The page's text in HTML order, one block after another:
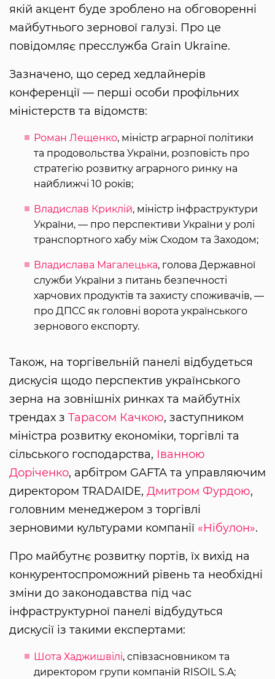
якій акцент буде зроблено на обговоренні
майбутнього зернової галузі. Про це
повідомляє пресслужба Grain Ukraine.
Зазначено, що серед хедлайнерів
конференції — перші особи профільних
міністерств та відомств:
Роман Лещенко, міністр аграрної політики
та продовольства України, розповість про
стратегію розвитку аграрного ринку на
найближчі 10 років;
Владислав Криклій, міністр інфраструктури
України, — про перспективи України у ролі
транспортного хабу між Сходом та Заходом;
Владислава Магалецька, голова Державної
служби України з питань безпечності
харчових продуктів та захисту споживачів, —
про ДПСС як головні ворота українського
зернового експорту.
Також, на торгівельній панелі відбудеться
дискусія щодо перспектив українського
зерна на зовнішніх ринках та майбутніх
трендах з Тарасом Качкою, заступником
міністра розвитку економіки, торгівлі та
сільського господарства, Іванною
Доріченко, арбітром GAFTA та управляючим
директором TRADAIDE, Дмитром Фурдою,
головним менеджером з торгівлі
зерновими культурами компанії «‎Нібулон».
Про майбутнє розвитку портів, їх вихід на
конкурентоспроможний рівень та необхідні
зміни до законодавства під час
інфраструктурної панелі відбудуться
дискусії із такими експертами:
Шота Хаджишвілі, співзасновником та
директором групи компаній RISOIL S.A;